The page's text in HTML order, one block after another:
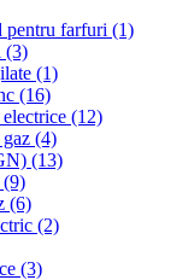
pentru farfuri (1)
(3)
(1)
(16)
(12)
(4)
(13)
(9)
(6)
(2)
(3)